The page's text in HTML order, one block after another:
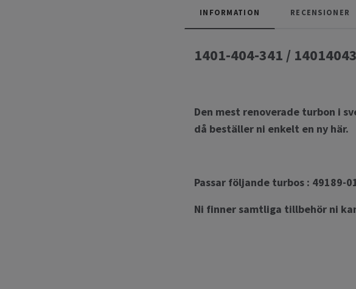
INFORMATION RECENSIONER
1401-404-341 /
Den mest renoverade turbon i
då beställer ni enkelt en ny här.
Passar följande turbos : 49189-
Ni finner samtliga tillbehör ni